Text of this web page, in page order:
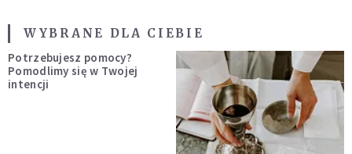
WYBRANE DLA CIEBIE
Potrzebujesz pomocy?
Pomodlimy się w Twojej
intencji